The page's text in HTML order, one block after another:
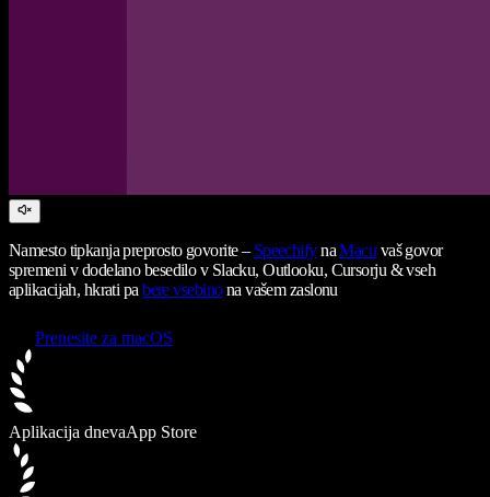
Namesto tipkanja preprosto govorite – SpeechifynaMacu vaš govor
spremeni v dodelano besedilo v Slacku, Outlooku, Cursorju & vseh
aplikacijah, hkrati pabere vsebinona vašem zaslonu
Prenesite za macOS
Aplikacija dnevaApp Store